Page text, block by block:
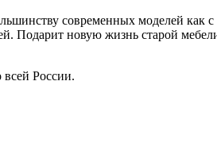
современных моделей
Подарит новую жизнь старой
России.